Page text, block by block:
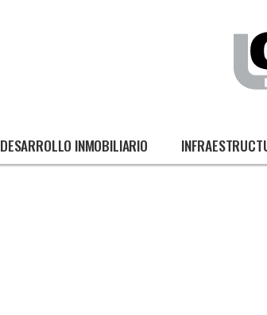
DESARROLLO INMOBILIARIO